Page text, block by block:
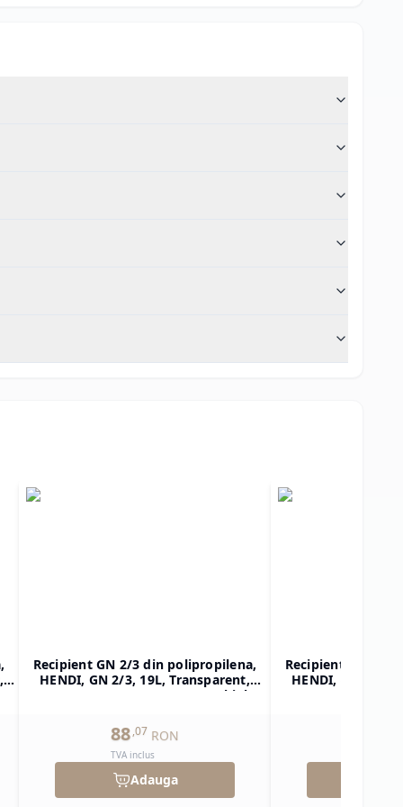
Recipient GN 2/3 din polipropilena,
HENDI, GN 2/3, 19L, Transparent,
354x325x(H)200mm, Dreptunghiular
88,07 RON
TVA inclus
Adauga
Recipient GN 1/2
HENDI, GN 1/2,